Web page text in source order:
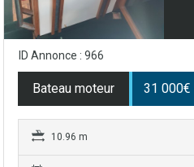
ID Annonce : 966
Bateau moteur 31 000€
10.96 m